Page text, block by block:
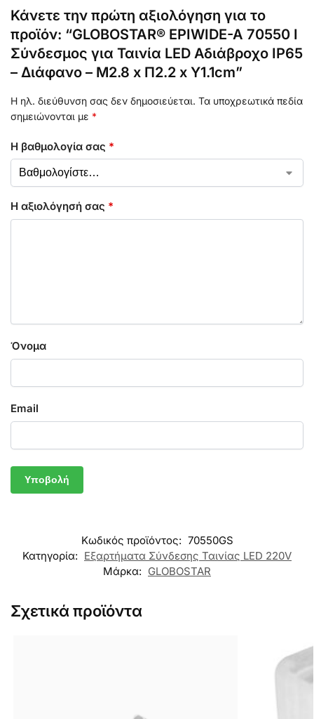
Κάνετε την πρώτη αξιολόγηση για το
προϊόν: “GLOBOSTAR® EPIWIDE-A 70550 I
Σύνδεσμος για Ταινία LED Αδιάβροχο IP65
– Διάφανο – Μ2.8 x Π2.2 x Υ1.1cm”
Η ηλ. διεύθυνση σας δεν δημοσιεύεται. Τα υποχρεωτικά πεδία
σημειώνονται με *
Η βαθμολογία σας *
Η αξιολόγησή σας *
Όνομα
Email
Κωδικός προϊόντος: 70550GS
Κατηγορία: Εξαρτήματα Σύνδεσης Ταινίας LED 220V
Μάρκα: GLOBOSTAR
Σχετικά προϊόντα